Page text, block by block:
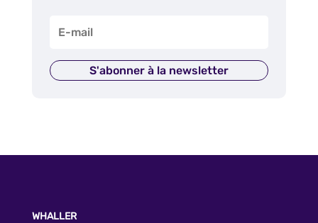
S'abonner à la newsletter
WHALLER